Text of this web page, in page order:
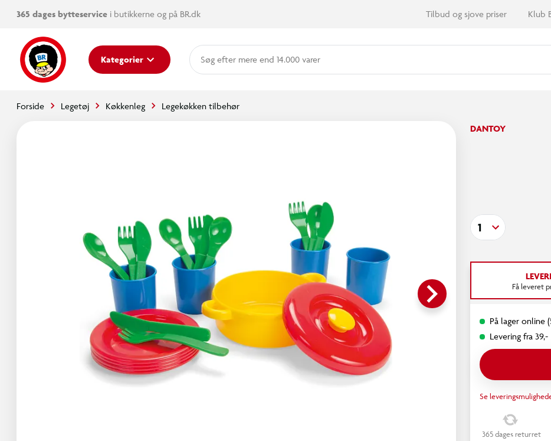
365 dages bytteservice i butikkerne og på BR.dk Tilbud og sjove priser Klub
Kategorier
mere end 14.000 varer
Forside Legetøj Køkkenleg Legekøkken tilbehør
keyboard_arrow_right
DANTOY
1
Få leveret
På lager online
Levering fra 39,-
Se
365 dages returret